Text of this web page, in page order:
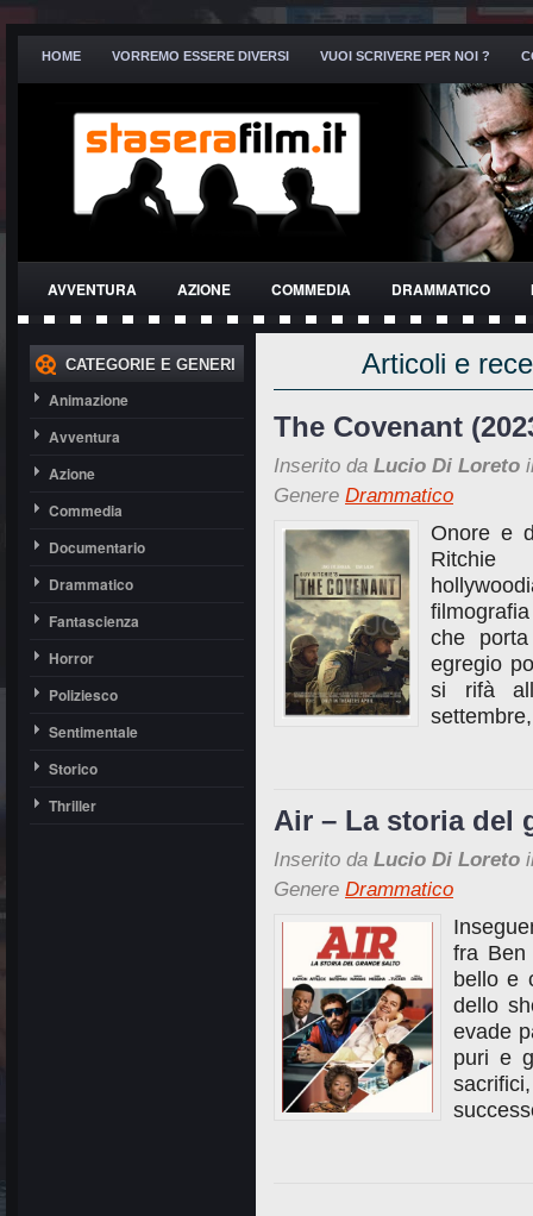
HOME VORREMO ESSERE DIVERSI VUOI SCRIVERE PER NOI ?
AVVENTURA AZIONE COMMEDIA DRAMMATICO
THRILLER
CATEGORIE E GENERI
Animazione
Avventura
Azione
Commedia
Documentario
Drammatico
Fantascienza
Horror
Poliziesco
Sentimentale
Storico
Thriller
Articoli e
The Covenant
Inserito da Lucio Di Loreto
Genere Drammatico
Onore e
Ritchie
che
egregio
si rifà
Air – La storia del
Inserito da Lucio Di Loreto
Genere Drammatico
fra Ben
bello e
dello
evade
puri e